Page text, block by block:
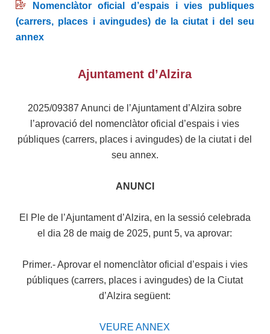
Nomenclàtor oficial d’espais i vies publiques
(carrers, places i avingudes) de la ciutat i del seu
annex
Ajuntament d’Alzira
2025/09387 Anunci de l’Ajuntament d’Alzira sobre
l’aprovació del nomenclàtor oficial d’espais i vies
públiques (carrers, places i avingudes) de la ciutat i del
seu annex.
ANUNCI
El Ple de l’Ajuntament d’Alzira, en la sessió celebrada
el dia 28 de maig de 2025, punt 5, va aprovar:
Primer.- Aprovar el nomenclàtor oficial d’espais i vies
públiques (carrers, places i avingudes) de la Ciutat
d’Alzira següent:
VEURE ANNEX